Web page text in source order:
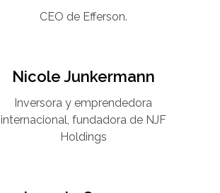
CEO de Efferson.
Nicole Junkermann​
Inversora y emprendedora
internacional, fundadora de NJF
Holdings